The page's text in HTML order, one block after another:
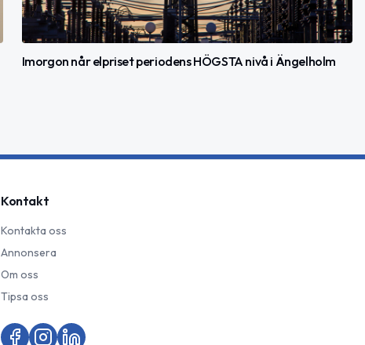
Imorgon når elpriset periodens HÖGSTA nivå i Ängelholm
Kontakt
Kontakta oss
Annonsera
Om oss
Tipsa oss